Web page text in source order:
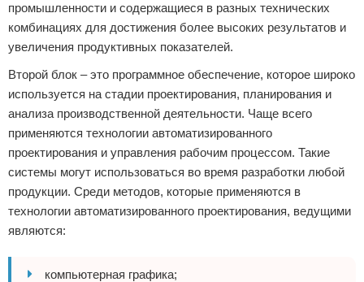
промышленности и содержащиеся в разных технических
комбинациях для достижения более высоких результатов и
увеличения продуктивных показателей.
Второй блок – это программное обеспечение, которое широко
используется на стадии проектирования, планирования и
анализа производственной деятельности. Чаще всего
применяются технологии автоматизированного
проектирования и управления рабочим процессом. Такие
системы могут использоваться во время разработки любой
продукции. Среди методов, которые применяются в
технологии автоматизированного проектирования, ведущими
являются:
компьютерная графика;